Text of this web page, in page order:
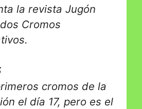
la revista Jugón
Cromos
cromos de la
el día 17, pero es el